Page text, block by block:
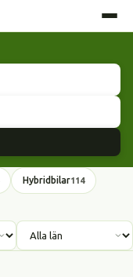
Hybridbilar114